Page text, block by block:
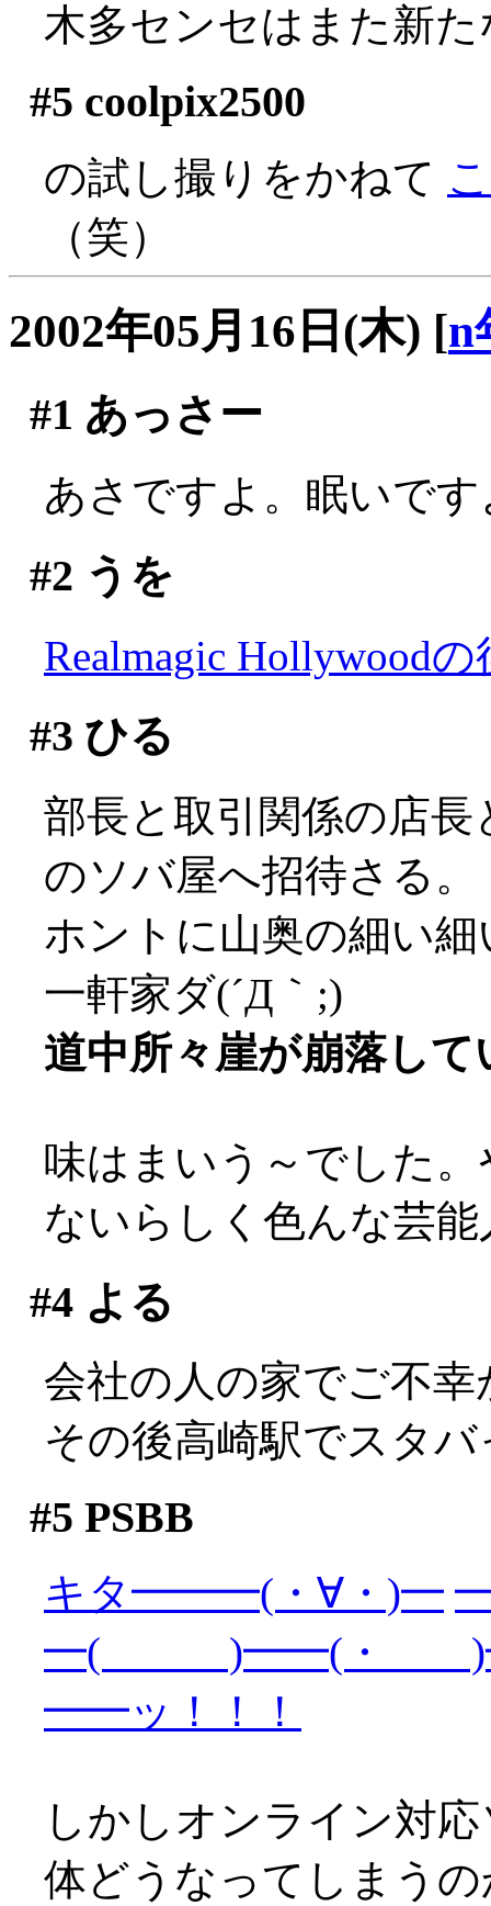
木多センセはまた新
#5 coolpix2500
の試し撮りをかねて
（笑）
2002年05月16日(木) [n
#1 あっさー
あさですよ。眠いです
#2 うを
Realmagic Hollywoodの
#3 ひる
部長と取引関係の店
のソバ屋へ招待さる。
ホントに山奥の細い
一軒家ダ(´Д｀;)
道中所々崖が崩落し
味はまいう～でした
ないらしく色んな芸
#4よる
会社の人の家でご不
その後高崎駅でスタ
#5 PSBB
キタ━━━(・∀・)━
━( )━━(・
━━ッ！！！
しかしオンライン対
体どうなってしまう